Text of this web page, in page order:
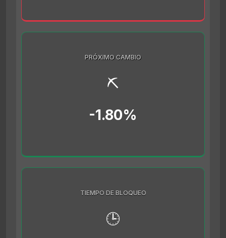
PRÓXIMO CAMBIO
⛏️
-1.80%
TIEMPO DE BLOQUEO
🕒